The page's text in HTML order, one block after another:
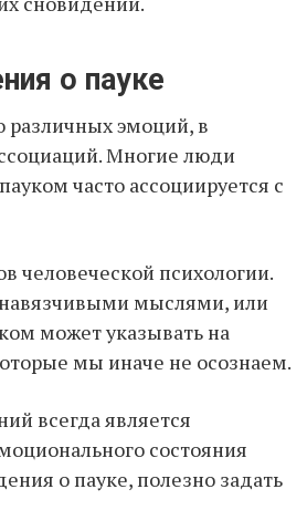
о пауке
эмоций, в
Многие люди
часто ассоциируется с
человеческой психологии.
навязчивыми мыслями, или
может указывать на
мы иначе не осознаем.
всегда является
состояния
о пауке, полезно задать